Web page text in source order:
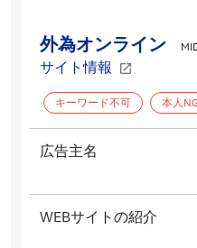
外為オンライン
サイト情報
キーワード不可 本人
広告主名
WEBサイトの紹介